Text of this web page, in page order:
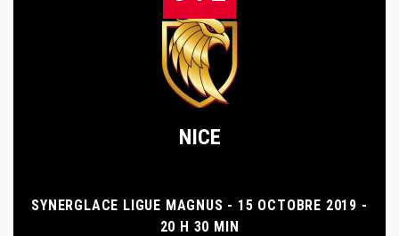
NICE
SYNERGLACE LIGUE MAGNUS - 15 OCTOBRE 2019 -
20 H 30 MIN